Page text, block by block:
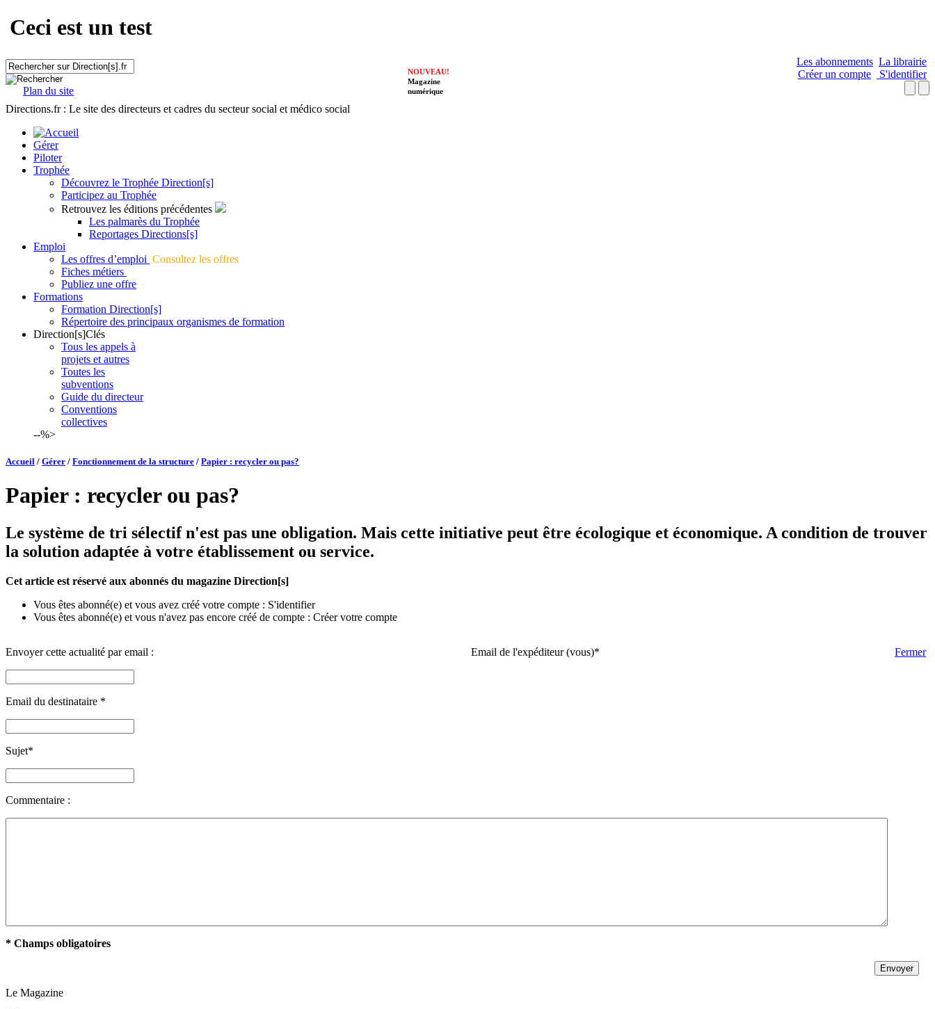
Ceci est un test
Plan du site
Les abonnements La librairie
Créer un compte
S'identifier
NOUVEAU!
Magazine
numérique
Directions.fr : Le site des directeurs et cadres du secteur social et médico social
Gérer
Piloter
Trophée
Découvrez le Trophée Direction[s]
Participez au Trophée
Retrouvez les éditions précédentes
Les palmarès du Trophée
Reportages Directions[s]
Emploi
Les offres d’emploi Consultez les offres
Fiches métiers
Publiez une offre
Formations
Formation Direction[s]
Répertoire des principaux organismes de formation
Direction[s]Clés
Tous les appels à
projets et autres
Toutes les
subventions
Guide du directeur
Conventions
collectives
--%>
Accueil / Gérer / Fonctionnement de la structure / Papier : recycler ou pas?
Papier : recycler ou pas?
Le système de tri sélectif n'est pas une obligation. Mais cette initiative peut être écologique et économique. A condition de trouver
la solution adaptée à votre établissement ou service.
Cet article est réservé aux abonnés du magazine Direction[s]
Vous êtes abonné(e) et vous avez créé votre compte : S'identifier
Vous êtes abonné(e) et vous n'avez pas encore créé de compte : Créer votre compte
Envoyer cette actualité par email : Fermer
Email de l'expéditeur (vous)*
Email du destinataire *
Sujet*
Commentaire :
* Champs obligatoires
Le Magazine